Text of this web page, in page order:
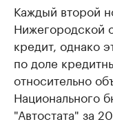
Каждый второй
Нижегородской
кредит, однако
по доле
относительно
Национального
"Автостата" за